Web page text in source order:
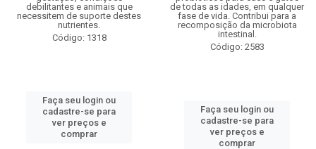
debilitantes e animais que
necessitem de suporte destes
nutrientes.
Código: 1318
Faça seu login ou
cadastre-se para
ver preços e
comprar
de todas as idades, em qualquer
fase de vida. Contribui para a
recomposição da microbiota
intestinal.
Código: 2583
Faça seu login ou
cadastre-se para
ver preços e
comprar